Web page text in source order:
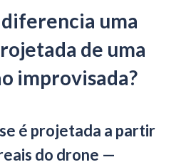
uma
de uma
improvisada?
é projetada a partir
do drone —